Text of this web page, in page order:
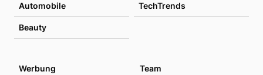
Automobile TechTrends
Beauty
Werbung Team